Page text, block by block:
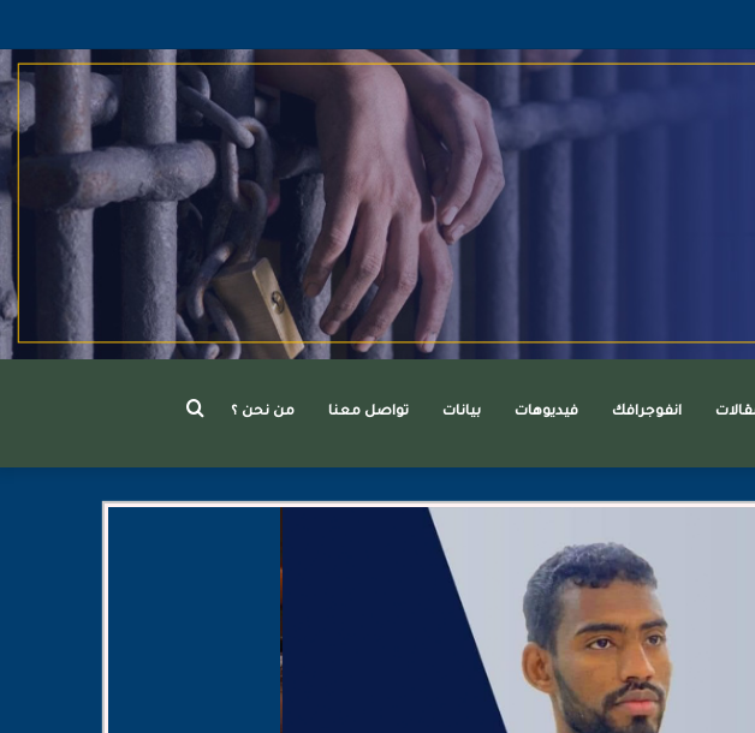
انفوجرافك فيديوهات بيانات تواصل معنا من نحن ؟